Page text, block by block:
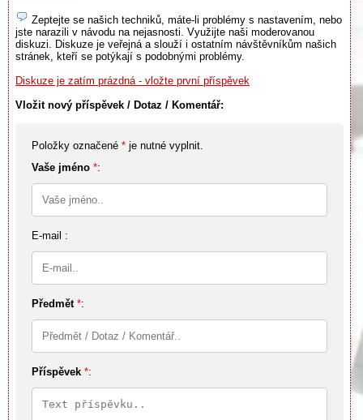
Zeptejte se našich techniků, máte-li problémy s nastavením, nebo
jste narazili v návodu na nejasnosti. Využijte naši moderovanou
diskuzi. Diskuze je veřejná a slouží i ostatním návštěvníkům našich
stránek, kteří se potýkají s podobnými problémy.
Diskuze je zatím prázdná - vložte první příspěvek
Vložit nový příspěvek / Dotaz / Komentář:
Položky označené * je nutné vyplnit.
Vaše jméno *:
E-mail :
Předmět *:
Příspěvek *: